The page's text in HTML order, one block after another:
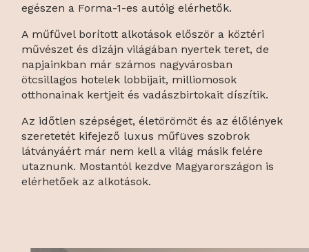
egészen a Forma-1-es autóig elérhetők.
A műfűvel borított alkotások először a köztéri
művészet és dizájn világában nyertek teret, de
napjainkban már számos nagyvárosban
ötcsillagos hotelek lobbijait, milliomosok
otthonainak kertjeit és vadászbirtokait díszítik.
Az időtlen szépséget, életörömöt és az élőlények
szeretetét kifejező luxus műfüves szobrok
látványáért már nem kell a világ másik felére
utaznunk. Mostantól kezdve Magyarországon is
elérhetőek az alkotások.